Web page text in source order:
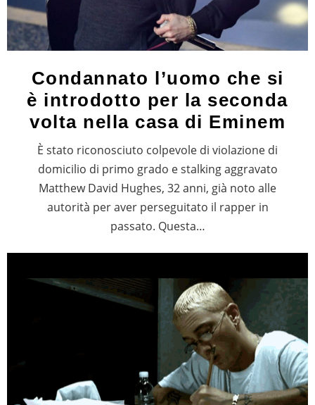
Condannato l’uomo che si
è introdotto per la seconda
volta nella casa di Eminem
È stato riconosciuto colpevole di violazione di
domicilio di primo grado e stalking aggravato
Matthew David Hughes, 32 anni, già noto alle
autorità per aver perseguitato il rapper in
passato. Questa…